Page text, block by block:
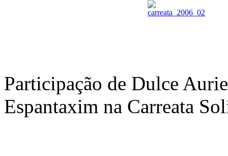
Participação de Dulce
Espantaxim na Carreata